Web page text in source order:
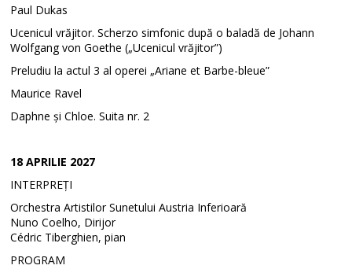
Paul Dukas
Ucenicul vrăjitor. Scherzo simfonic după o baladă de Johann
Wolfgang von Goethe („Ucenicul vrăjitor”)
Preludiu la actul 3 al operei „Ariane et Barbe-bleue”
Maurice Ravel
Daphne și Chloe. Suita nr. 2
18 APRILIE 2027
INTERPREȚI
Orchestra Artistilor Sunetului Austria Inferioară
Nuno Coelho, Dirijor
Cédric Tiberghien, pian
PROGRAM